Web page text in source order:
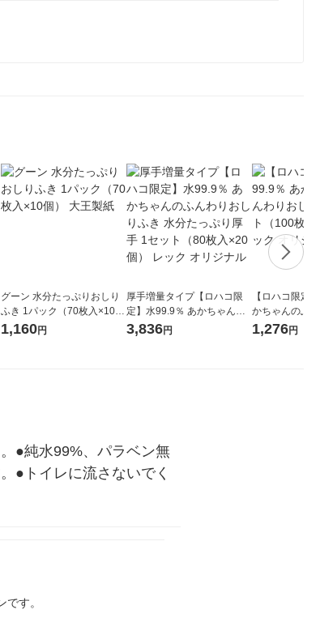
グーン 水分たっぷりおしり
ふき 1パック（70枚入×10
個） 大王製紙
1,160円
厚手増量タイプ【ロハコ限
定】水99.9％ あかちゃんの
ふんわりおしりふき 水分た
3,836円
【ロハコ限定
かちゃんのふ
ふき 1セット
1,276円
●純水99%、パラベン無
●トイレに流さないでく
す。